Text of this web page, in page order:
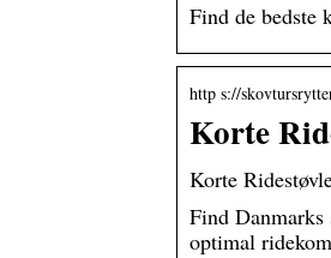
Find de bedste
http s://
Korte
Korte
Find
optimal